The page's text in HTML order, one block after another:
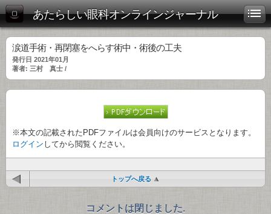
あたらしい眼科オンラインジャーナル
涙道手術・再閉塞をへらす術中・術後の工夫
発行日 2021年01月
著者: 三村 真士 /
※本文の記載されたPDFファイルは会員向けのサービスとなります。
ログイン してから閲覧ください。
トップへ戻る
コメントは閉じました.